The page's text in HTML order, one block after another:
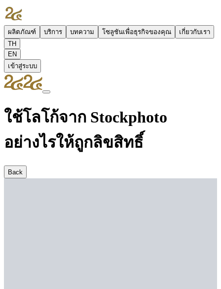
ผลิตภัณฑ์ บริการ บทความ โซลูชันเพื่อธุรกิจของคุณ
เกี่ยวกับเรา
TH
EN
เข้าสู่ระบบ
ใช้โลโก้จาก Stockphoto
อย่างไรให้ถูกลิขสิทธิ์
Back